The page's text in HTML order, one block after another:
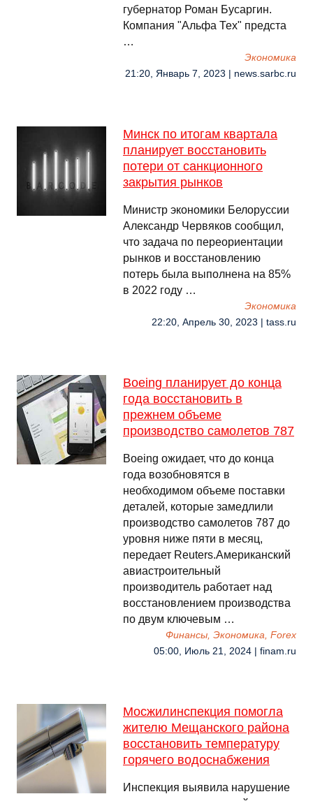
губернатор Роман Бусаргин.
Компания "Альфа Тех" предста
…
Экономика
21:20, Январь 7, 2023 | news.sarbc.ru
Минск по итогам квартала
планирует восстановить
потери от санкционного
закрытия рынков
Министр экономики Белоруссии
Александр Червяков сообщил,
что задача по переориентации
рынков и восстановлению
потерь была выполнена на 85%
в 2022 году …
Экономика
22:20, Апрель 30, 2023 | tass.ru
Boeing планирует до конца
года восстановить в
прежнем объеме
производство самолетов 787
Boeing ожидает, что до конца
года возобновятся в
необходимом объеме поставки
деталей, которые замедлили
производство самолетов 787 до
уровня ниже пяти в месяц,
передает Reuters.Американский
авиастроительный
производитель работает над
восстановлением производства
по двум ключевым …
Финансы, Экономика, Forex
05:00, Июль 21, 2024 | finam.ru
Мосжилинспекция помогла
жителю Мещанского района
восстановить температуру
горячего водоснабжения
Инспекция выявила нарушение